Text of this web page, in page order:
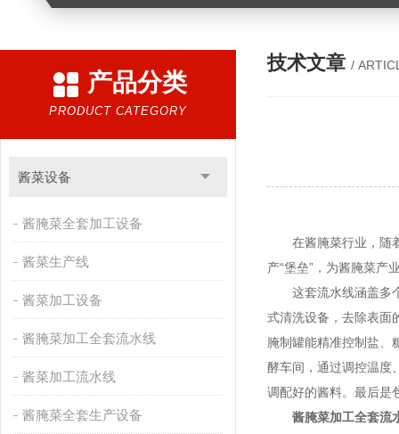
产品分类
PRODUCT CATEGORY
酱菜设备
酱腌菜全套加工设备
酱菜生产线
酱菜加工设备
酱腌菜加工全套流水线
酱菜加工流水线
酱腌菜全套生产设备
技术文章 /
在酱腌菜行业，随着
产“堡垒”，为酱腌菜产
这套流水线涵盖多个
式清洗设备，去除表面
腌制罐能精准控制盐、
酵车间，通过调控温度
调配好的酱料。最后是
酱腌菜加工全套流